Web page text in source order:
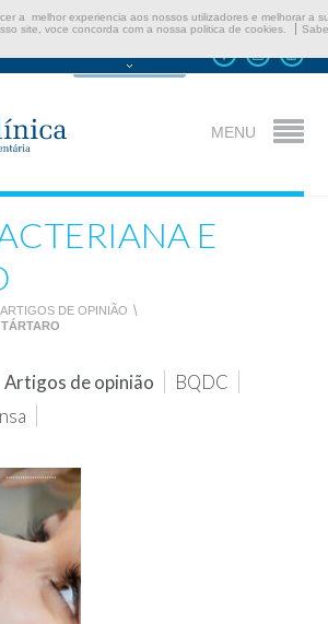
a melhor experiencia aos nossos utilizadores e melhorar a
site, voce concorda com a nossa politica de cookies.
MENU
E
ARTIGOS DE OPINIÃO \
Artigos de opinião
BQDC